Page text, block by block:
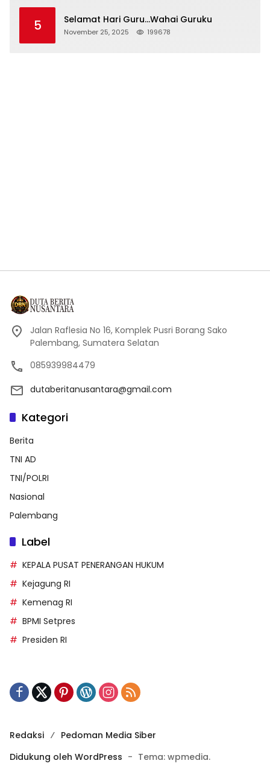
5 Selamat Hari Guru…Wahai Guruku
November 25, 2025 199678
Jalan Raflesia No 16, Komplek Pusri Borang Sako
Palembang, Sumatera Selatan
085939984479
dutaberitanusantara@gmail.com
Kategori
Berita
TNI AD
TNI/POLRI
Nasional
Palembang
Label
KEPALA PUSAT PENERANGAN HUKUM
Kejagung RI
Kemenag RI
BPMI Setpres
Presiden RI
Redaksi
Pedoman Media Siber
Didukung oleh WordPress - Tema: wpmedia.